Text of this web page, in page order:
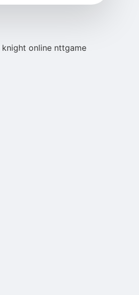
knight online nttgame